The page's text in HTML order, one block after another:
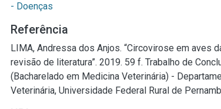
- Doenças
Referência
LIMA, Andressa dos Anjos. “Circovirose em aves
revisão de literatura”. 2019. 59 f. Trabalho de
(Bacharelado em Medicina Veterinária) -
Veterinária, Universidade Federal Rural de